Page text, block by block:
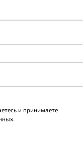
и принимаете